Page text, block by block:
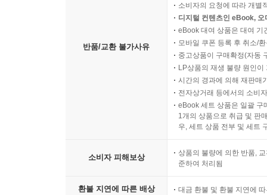
반품/교환 불가사유
소비자의 요청에 따라 개별
디지털 컨텐츠인 eBook,
eBook 대여 상품은 대여 기
모바일 쿠폰 등록 후 취소/
중고상품이 구매확정(자동
LP상품의 재생 불량 원인
시간의 경과에 의해 재판매
전자상거래 등에서의 소비
eBook 세트 상품은 일괄 구
1개의 상품으로 취급 및 판
우, 세트 상품 전부 및 세트
소비자 피해보상
상품의 불량에 의한 반품,
준하여 처리됨
환불 지연에 따른 배상 대금 환불 및 환불 지연에